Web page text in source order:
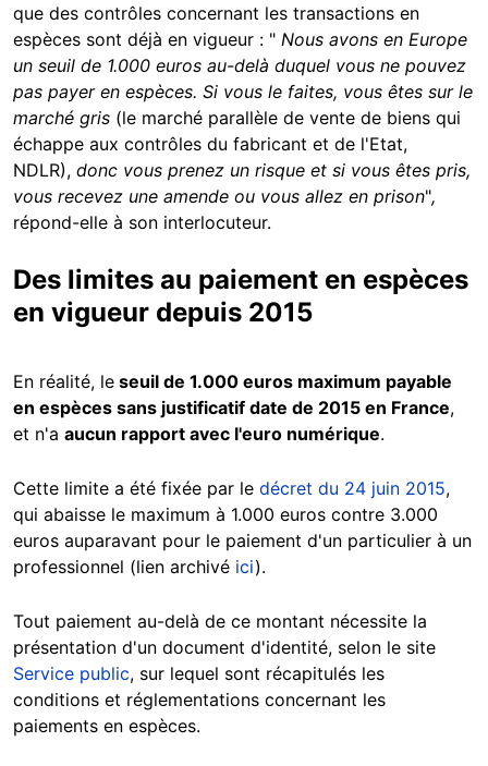
que des contrôles concernant les transactions en
espèces sont déjà en vigueur : " Nous avons en Europe
un seuil de 1.000 euros au-delà duquel vous ne pouvez
pas payer en espèces. Si vous le faites, vous êtes sur le
marché gris (le marché parallèle de vente de biens qui
échappe aux contrôles du fabricant et de l'Etat,
NDLR), donc vous prenez un risque et si vous êtes pris,
vous recevez une amende ou vous allez en prison",
répond-elle à son interlocuteur.
Des limites au paiement en espèces
en vigueur depuis 2015
En réalité, le seuil de 1.000 euros maximum payable
en espèces sans justificatif date de 2015 en France,
et n'a aucun rapport avec l'euro numérique.
Cette limite a été fixée par le décret du 24 juin 2015,
qui abaisse le maximum à 1.000 euros contre 3.000
euros auparavant pour le paiement d'un particulier à un
professionnel (lien archivé ici).
Tout paiement au-delà de ce montant nécessite la
présentation d'un document d'identité, selon le site
Service public, sur lequel sont récapitulés les
conditions et réglementations concernant les
paiements en espèces.